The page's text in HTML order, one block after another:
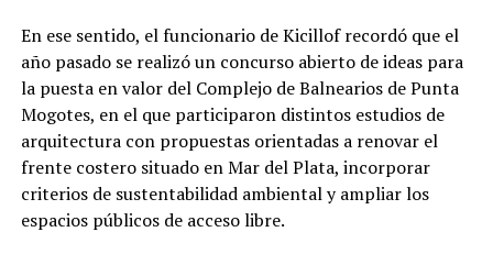
En ese sentido, el funcionario de Kicillof recordó que el
año pasado se realizó un concurso abierto de ideas para
la puesta en valor del Complejo de Balnearios de Punta
Mogotes, en el que participaron distintos estudios de
arquitectura con propuestas orientadas a renovar el
frente costero situado en Mar del Plata, incorporar
criterios de sustentabilidad ambiental y ampliar los
espacios públicos de acceso libre.